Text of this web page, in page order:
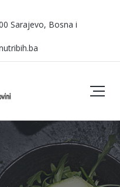
Sarajevo, Bosna i